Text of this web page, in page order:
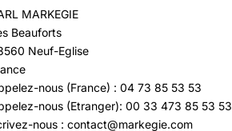
MARKEGIE
Beauforts
Neuf-Eglise
nous (France) : 04 73 85 53 53
nous (Etranger): 00 33 473 85 53 53
nous : contact@markegie.com